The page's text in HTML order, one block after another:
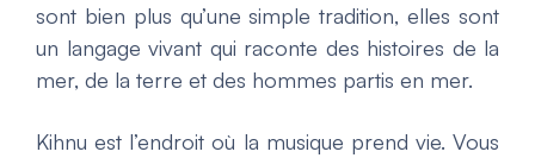
sont bien plus qu’une simple tradition, elles sont
un langage vivant qui raconte des histoires de la
mer, de la terre et des hommes partis en mer.
Kihnu est l’endroit où la musique prend vie. Vous